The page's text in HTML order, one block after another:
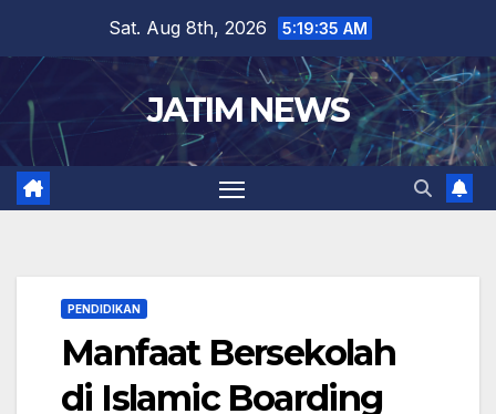
content
Sat. Aug 8th, 2026 5:19:35 AM
JATIM NEWS
PENDIDIKAN
Manfaat Bersekolah
di Islamic Boarding